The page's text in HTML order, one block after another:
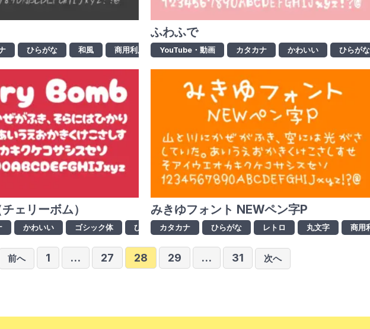
ひらがな 和風 商用利用可 手書き風 毛筆 漢字 筆文字
ふわふで
YouTube・動画 カタカナ かわいい ひらがな
ェリーボム）
かわいい ゴシック体 ひらがな ポップ体 ラノベ・アニメ風 ロゴ制作
みきゆフォント NEWペン字P
カタカナ ひらがな レトロ 丸文字 商用
投
稿
前へ 1 … 27 28 29 … 31 次へ